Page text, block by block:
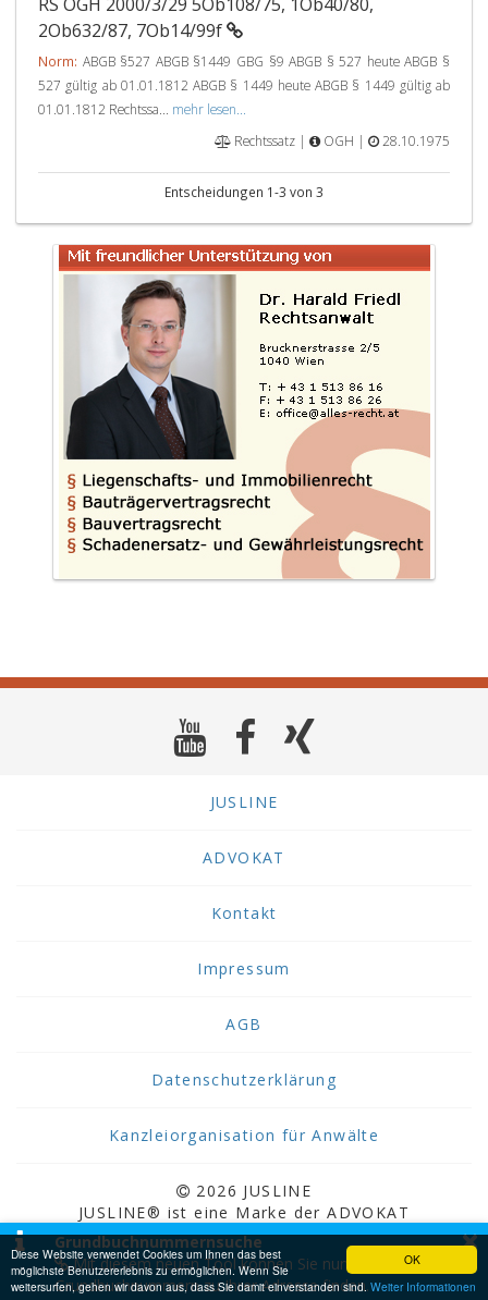
OK
Diese Website verwendet Cookies um Ihnen das best
möglichste Benutzererlebnis zu ermöglichen. Wenn Sie
weitersurfen, gehen wir davon aus, dass Sie damit einverstanden sind.Weiter Informationen
2Ob632/87, 7Ob14/99f
Norm: ABGB §527 ABGB §1449 GBG §9 ABGB § 527 heute ABGB §
527 gültig ab 01.01.1812 ABGB § 1449 heute ABGB § 1449 gültig ab
01.01.1812 Rechtssa... mehr lesen...
Rechtssatz |
OGH | 28.10.1975
Entscheidungen 1-3 von 3
JUSLINE
ADVOKAT
Kontakt
Impressum
AGB
Datenschutzerklärung
Kanzleiorganisation für Anwälte
2026 JUSLINE
JUSLINE® ist eine Marke der ADVOKAT
Unternehmensberatung Greiter & Greiter GmbH.
×
Grundbuchnummernsuche
Mit diesem neuen Tool können Sie nun
Grundbuchnummern zu Ihrer Adresse finden.